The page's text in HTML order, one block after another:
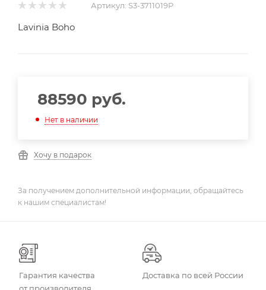
Артикул: S3-3711019P
Lavinia Boho
88590 руб.
Нет в наличии
Хочу в подарок
За получением дополнительной информации, обращайтесь
к нашим специалистам!
Гарантия качества
от производителя
Доставка по всей России